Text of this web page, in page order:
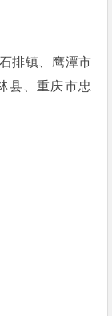
排镇、鹰潭市
县、重庆市忠